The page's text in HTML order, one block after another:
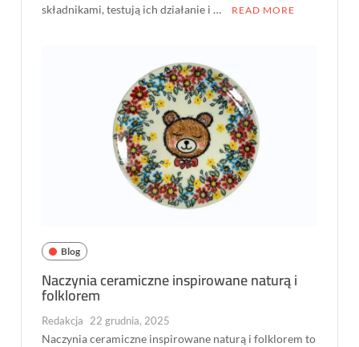
składnikami, testują ich działanie i …
READ MORE
Blog
Naczynia ceramiczne inspirowane naturą i
folklorem
Redakcja 22 grudnia, 2025
Naczynia ceramiczne inspirowane naturą i folklorem to